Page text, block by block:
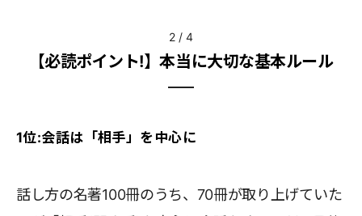
2 / 4
【必読ポイント!】本当に大切な基本ルール
1位:会話は「相手」を中心に
話し方の名著100冊のうち、70冊が取り上げていた